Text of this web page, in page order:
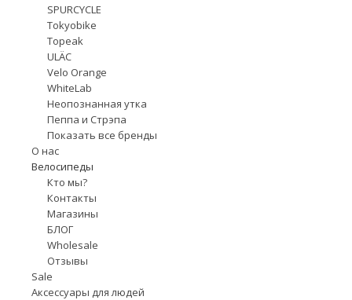
SPURCYCLE
Tokyobike
Topeak
ULÄC
Velo Orange
WhiteLab
Неопознанная утка
Пеппа и Стрэпа
Показать все бренды
О нас
Велосипеды
Кто мы?
Контакты
Магазины
БЛОГ
Wholesale
Отзывы
Sale
Аксессуары для людей